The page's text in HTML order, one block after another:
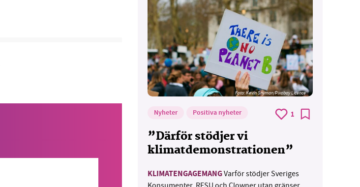
Foto:Kevin Snyman/Pixabay Licence
Nyheter Positiva nyheter 1
”Därför stödjer vi
klimatdemonstrationen”
KLIMATENGAGEMANGVarför stödjer Sveriges